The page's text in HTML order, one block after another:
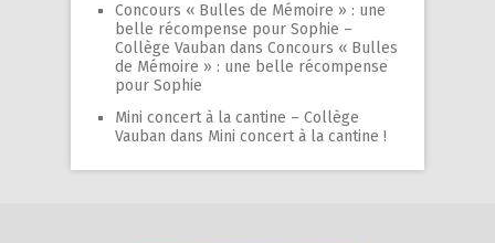
Concours « Bulles de Mémoire » : une
belle récompense pour Sophie –
Collège Vauban dans Concours « Bulles
de Mémoire » : une belle récompense
pour Sophie
Mini concert à la cantine – Collège
Vauban dans Mini concert à la cantine !